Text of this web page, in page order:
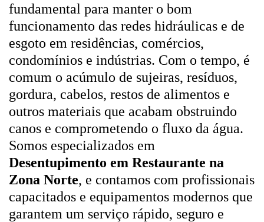
fundamental para manter o bom
funcionamento das redes hidráulicas e de
esgoto em residências, comércios,
condomínios e indústrias. Com o tempo, é
comum o acúmulo de sujeiras, resíduos,
gordura, cabelos, restos de alimentos e
outros materiais que acabam obstruindo
canos e comprometendo o fluxo da água.
Somos especializados em
Desentupimento em Restaurante na
Zona Norte, e contamos com profissionais
capacitados e equipamentos modernos que
garantem um serviço rápido, seguro e